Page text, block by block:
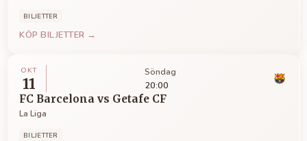
BILJETTER
KÖP BILJETTER →
OKT
11
Söndag
20:00
FC Barcelona vs Getafe CF
La Liga
BILJETTER